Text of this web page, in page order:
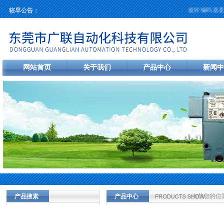
较早公告： 旋转编码器是
网站首页 关于我们 产品中心 新闻
产品搜索 产品中心 当前您的位